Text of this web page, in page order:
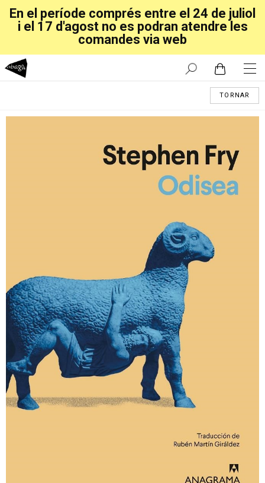
En el període comprés entre el 24 de juliol
i el 17 d'agost no es podran atendre les
comandes via web
TORNAR